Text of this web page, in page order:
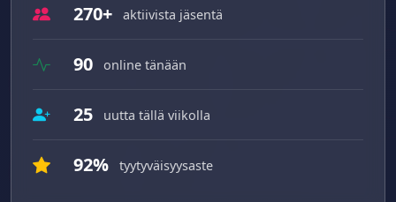
270+ aktiivista jäsentä
90 online tänään
25 uutta tällä viikolla
92% tyytyväisyysaste